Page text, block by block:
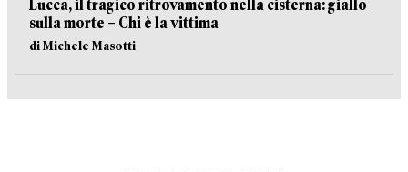
Lucca, il tragico ritrovamento nella cisterna: giallo
sulla morte – Chi è la vittima
di Michele Masotti